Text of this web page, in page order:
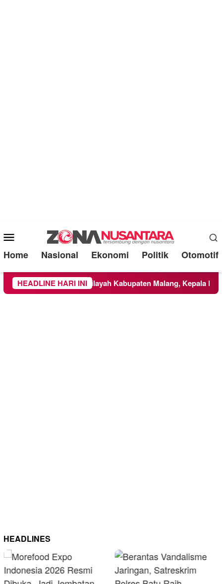
Mobile
Menu
Home Nasional Ekonomi Politik Otomotif
HEADLINE HARI INI
Meluas ke Wilayah Kabupaten Malang, Kepala BNPB
HEADLINES